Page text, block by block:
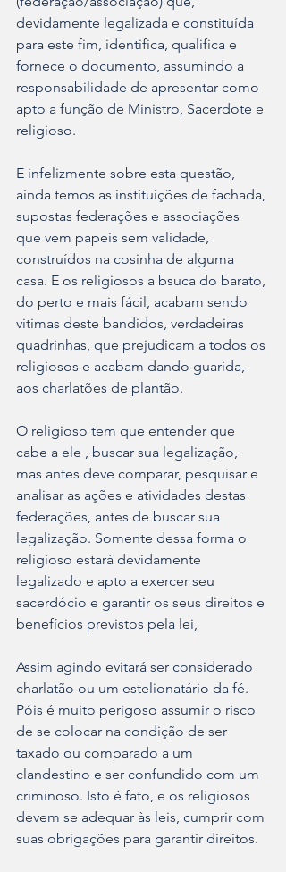
devidamente legalizada e constituída
para este fim, identifica, qualifica e
fornece o documento, assumindo a
responsabilidade de apresentar como
apto a função de Ministro, Sacerdote e
religioso.
E infelizmente sobre esta questão,
ainda temos as instituições de fachada,
supostas federações e associações
que vem papeis sem validade,
construídos na cosinha de alguma
casa. E os religiosos a bsuca do barato,
do perto e mais fácil, acabam sendo
vitimas deste bandidos, verdadeiras
quadrinhas, que prejudicam a todos os
religiosos e acabam dando guarida,
aos charlatões de plantão.
O religioso tem que entender que
cabe a ele , buscar sua legalização,
mas antes deve comparar, pesquisar e
analisar as ações e atividades destas
federações, antes de buscar sua
legalização. Somente dessa forma o
religioso estará devidamente
legalizado e apto a exercer seu
sacerdócio e garantir os seus direitos e
benefícios previstos pela lei,
Assim agindo evitará ser considerado
charlatão ou um estelionatário da fé.
Póis é muito perigoso assumir o risco
de se colocar na condição de ser
taxado ou comparado a um
clandestino e ser confundido com um
criminoso. Isto é fato, e os religiosos
devem se adequar às leis, cumprir com
suas obrigações para garantir direitos.